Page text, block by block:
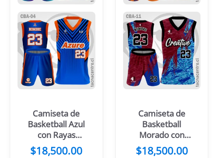
Camiseta de
Basketball Azul
con Rayas
Turquesa
$18,500.00
Camiseta de
Basketball
Morado con
Naranja
$18,500.00